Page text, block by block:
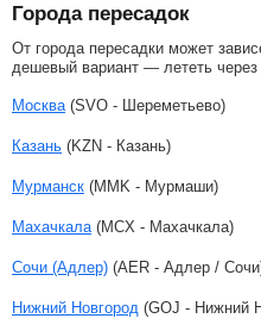
Города пересадок
От города пересадки может
дешевый вариант — лететь через
Москва (SVO - Шереметьево)
Казань (KZN - Казань)
Мурманск (MMK - Мурмаши)
Махачкала (MCX - Махачкала)
Сочи (Адлер) (AER - Адлер /
Нижний Новгород (GOJ - Нижний